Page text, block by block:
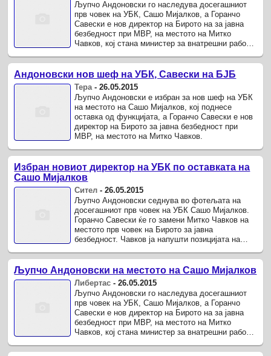
Љупчо Андоновски го наследува досегашниот
прв човек на УБК, Сашо Мијалков, а Горанчо
Савески е нов директор на Бирото на за јавна
безбедност при МВР, на местото на Митко
Чавков, кој стана министер за внатрешни работи,
Андоновски нов шеф на УБК, Савески на БЈБ
Тера -26.05.2015
Љупчо Андоновски е избран за нов шеф на УБК
на местото на Сашо Мијалков, кој поднесе
оставка од функцијата, а Горанчо Савески е нов
директор на Бирото за јавна безбедност при
МВР, на местото на Митко Чавков.
Избран новиот директор на УБК по оставката на
Сашо Мијалков
Сител -26.05.2015
Љупчо Андоновски седнува во фотељата на
досегашниот прв човек на УБК Сашо Мијалков.
Горанчо Савески ќе го замени Митко Чавков на
местото прв човек на Бирото за јавна
безбедност. Чавков ја напушти позицијата на
Љупчо Андоновски на местото на Сашо Мијалков
Либертас -26.05.2015
Љупчо Андоновски го наследува досегашниот
прв човек на УБК, Сашо Мијалков, а Горанчо
Савески е нов директор на Бирото на за јавна
безбедност при МВР, на местото на Митко
Чавков, кој стана министер за внатрешни работи,